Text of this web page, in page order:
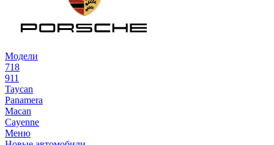
Модели
718
911
Taycan
Panamera
Macan
Cayenne
Меню